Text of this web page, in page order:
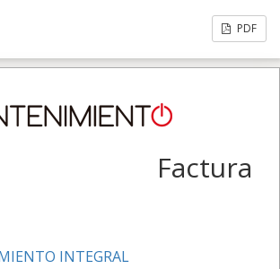
PDF
Factura
INTEGRAL